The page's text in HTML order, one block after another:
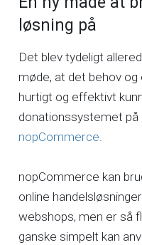
løsning på
Det blev tydeligt
møde, at det behov
hurtigt og effektivt
donationssystemet
nopCommerce
nopCommerce kan
online
webshops, men er så
ganske simpelt kan